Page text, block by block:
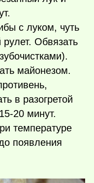
с луком, чуть
рулет. Обвязать
майонезом.
в разогретой
20 минут.
температуре
появления